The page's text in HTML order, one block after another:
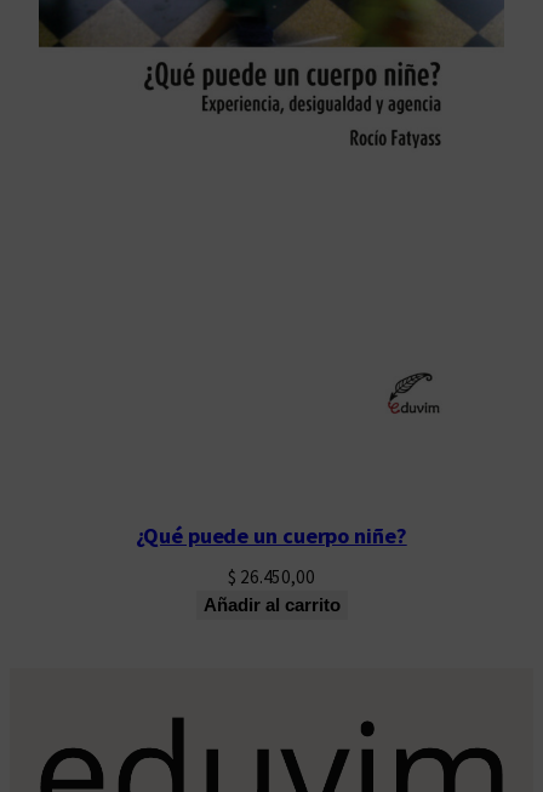
¿Qué puede un cuerpo niñe?
$ 26.450,00
Añadir al carrito